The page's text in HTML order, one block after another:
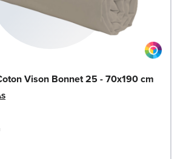
Vison Bonnet 25 - 70x190 cm